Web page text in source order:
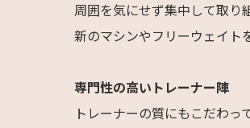
周囲を気にせず集中して取り
新のマシンやフリーウェイト
専門性の高いトレーナー陣
トレーナーの質にもこだわっ